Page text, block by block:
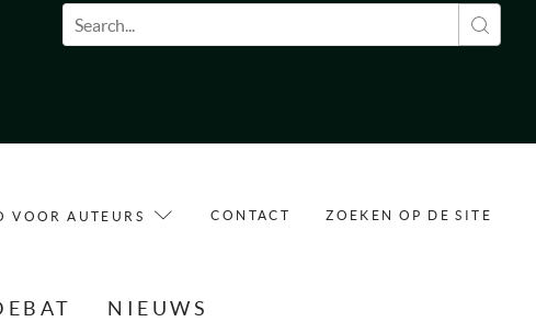
Zoekveld
VOOR AUTEURS CONTACT ZOEKEN OP DE SITE
NIEUWS